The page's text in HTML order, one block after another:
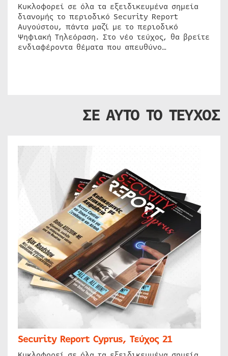
Κυκλοφορεί σε όλα τα εξειδικευμένα σημεία
διανομής το περιοδικό Security Report
Αυγούστου, πάντα μαζί με το περιοδικό
Ψηφιακή Τηλεόραση. Στο νέο τεύχος, θα βρείτε
ενδιαφέροντα θέματα που απευθύνο…
ΣΕ ΑΥΤΟ ΤΟ ΤΕΥΧΟΣ
Security Report Cyprus, Τεύχος 21